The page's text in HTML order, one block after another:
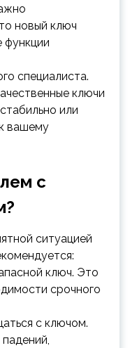
новый ключ
функции
специалиста.
ключи
или
вашему
с
ситуацией
ключ. Это
срочного
с ключом.